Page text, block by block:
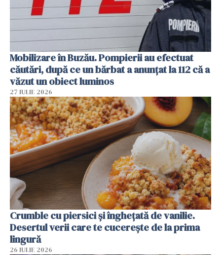
Mobilizare în Buzău. Pompierii au efectuat
căutări, după ce un bărbat a anunțat la 112 că a
văzut un obiect luminos
27 IULIE 2026
Crumble cu piersici și înghețată de vanilie.
Desertul verii care te cucerește de la prima
lingură
26 IULIE 2026